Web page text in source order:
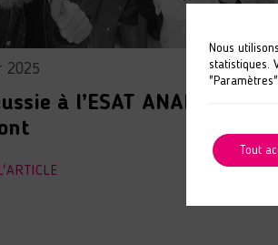
2025
à l’ESAT ANAIS de
Nous
statistiques.
Tout